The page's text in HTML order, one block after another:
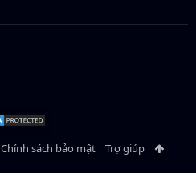
Chính sách bảo mật Trợ giúp